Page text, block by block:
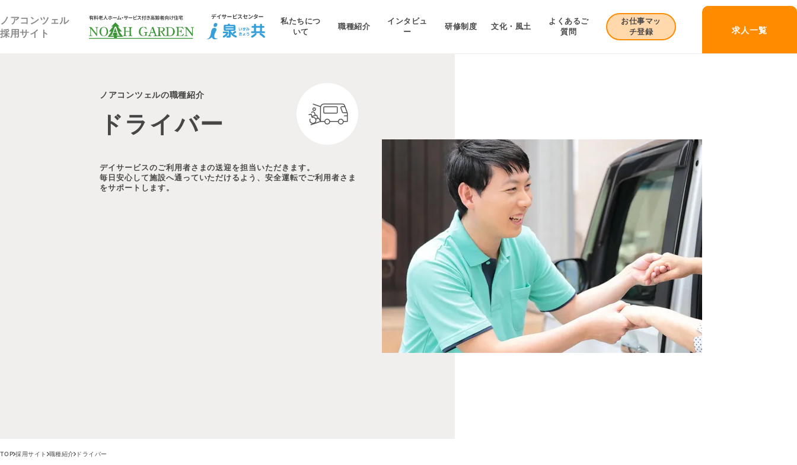
ノアコンツェル
採用サイト
福祉住宅NOAH GARDEN
私たちにつ
いて
職種紹介
インタビュ
ー
研修制度 文化・風土
よくあるご
質問
お仕事マッ
チ登録
求人一覧
ノアコンツェルの職種紹介
ドライバー
デイサービスのご利用者さまの送迎を担当いただきます。
毎日安心して施設へ通っていただけるよう、安全運転でご利用者さま
をサポートします。
TOP 採用サイト 職種紹介 ドライバー